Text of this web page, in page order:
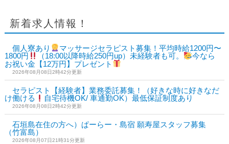
新着求人情報！
個人寮あり
マッサージセラピスト募集！平均時給1200円〜
1800円
（18:00以降時給250円up）未経験者も可。
今なら
お祝い金【12万円】プレゼント
2026年08月08日2時42分更新
セラピスト【経験者】業務委託募集！（好きな時に好きなだ
け働ける
自宅待機OK/ 車通勤OK）最低保証制度あり
2026年08月08日2時42分更新
石垣島在住の方へ）ぱーらー・島宿 願寿屋スタッフ募集
（竹富島）
2026年08月07日21時31分更新